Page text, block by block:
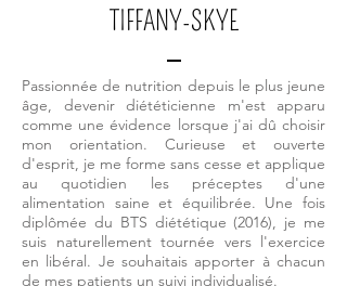
TIFFANY-SKYE
Passionnée de nutrition depuis le plus jeune
âge, devenir diététicienne m'est apparu
comme une évidence lorsque j'ai dû choisir
mon orientation. Curieuse et ouverte
d'esprit, je me forme sans cesse et applique
au quotidien les préceptes d'une
alimentation saine et équilibrée. Une fois
diplômée du BTS diététique (2016), je me
suis naturellement tournée vers l'exercice
en libéral. Je souhaitais apporter à chacun
de mes patients un suivi individualisé.